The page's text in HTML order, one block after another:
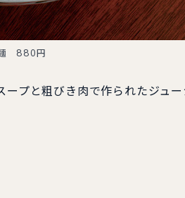
880円
プと粗びき肉で作られたジュ